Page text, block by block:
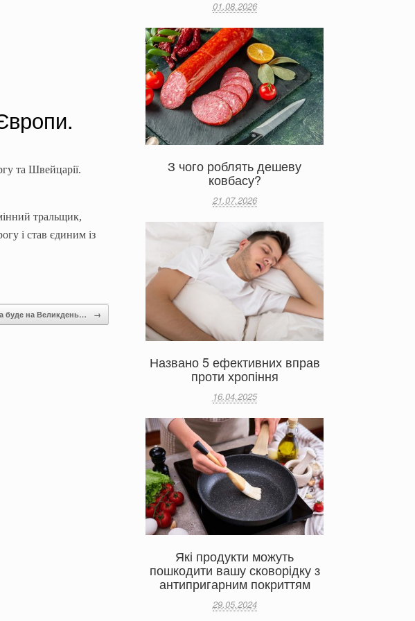
та Швейцарії.
тральщик,
і став єдиним із
буде на Великдень… →
01.08.2026
З чого роблять дешеву
ковбасу?
21.07.2026
Названо 5 ефективних вправ
проти хропіння
16.04.2025
Які продукти можуть
пошкодити вашу сковорідку з
антипригарним покриттям
29.05.2024